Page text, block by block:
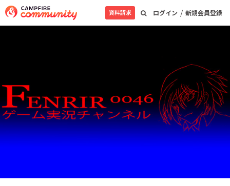
ログイン / 新規会員登録
資料請求